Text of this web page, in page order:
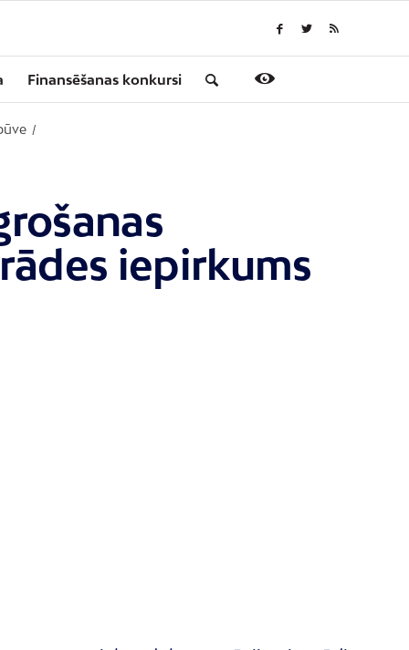
Finansēšanas konkursi
/
iepirkums